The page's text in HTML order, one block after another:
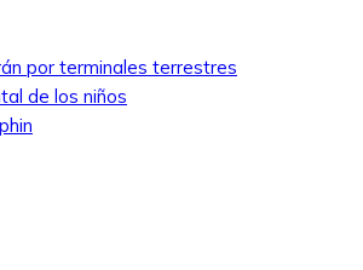
por terminales terrestres
de los niños